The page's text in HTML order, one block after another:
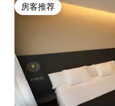
房客推荐
房客推荐